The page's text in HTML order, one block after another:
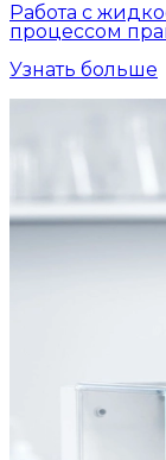
Работа с
процессом
Узнать больше